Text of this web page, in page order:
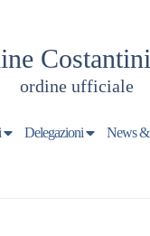
ordine ufficiale
Delegazioni News